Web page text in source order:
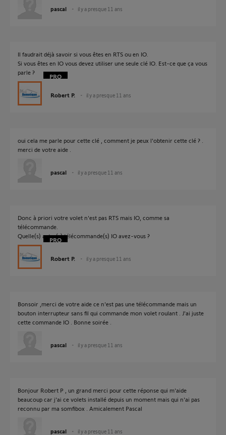
pascal il y a presque 11 ans
Il faudrait déjà savoir si vous êtes en RTS ou en IO.
Si vous êtes en IO vous devez utiliser une seule clé IO. Est-ce que ça vous
parle ?
Robert P. il y a presque 11 ans
oui cela me parle pour cette clé , comment je peux l'obtenir cette clé ? .
merci de votre aide .
pascal il y a presque 11 ans
Donc à priori votre volet n'est pas RTS mais IO, comme sa
télécommande.
Quelle(s) autre(s) télécommande(s) IO avez-vous ?
Robert P. il y a presque 11 ans
Bonsoir ,merci de votre aide ce n'est pas une télécommande mais un
bouton interrupteur sans fil qui commande mon volet roulant . J'ai juste
cette commande IO . Bonne soirée .
pascal il y a presque 11 ans
Bonjour Robert P , un grand merci pour cette réponse qui m'aide
beaucoup car j'ai ce volets installé depuis un moment mais qui n'ai pas
reconnu par ma somfibox . Amicalement Pascal
pascal il y a presque 11 ans